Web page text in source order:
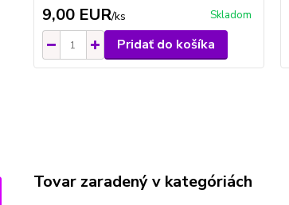
9,00 EUR/ks Skladom
Pridať do košíka
Tovar zaradený v kategóriách